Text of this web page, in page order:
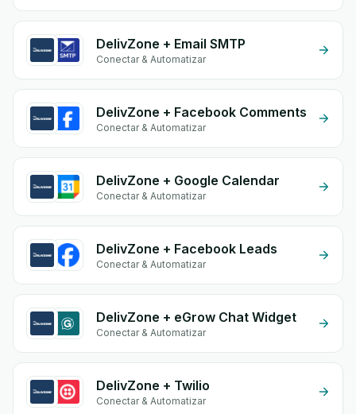
DelivZone + Email SMTP
Conectar & Automatizar
DelivZone + Facebook Comments
Conectar & Automatizar
DelivZone + Google Calendar
Conectar & Automatizar
DelivZone + Facebook Leads
Conectar & Automatizar
DelivZone + eGrow Chat Widget
Conectar & Automatizar
DelivZone + Twilio
Conectar & Automatizar